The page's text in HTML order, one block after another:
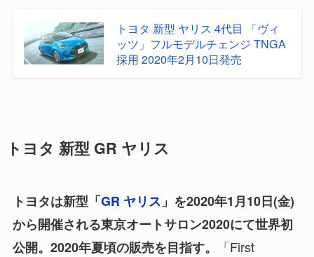
トヨタ 新型 ヤリス 4代目 「ヴィ
ッツ」フルモデルチェンジ TNGA
採用 2020年2月10日発売
トヨタ 新型 GR ヤリス
トヨタは新型「GR ヤリス 」を2020年1月10日(金)
から開催される東京オートサロン2020にて世界初
公開。2020年夏頃の販売を目指す。
「First